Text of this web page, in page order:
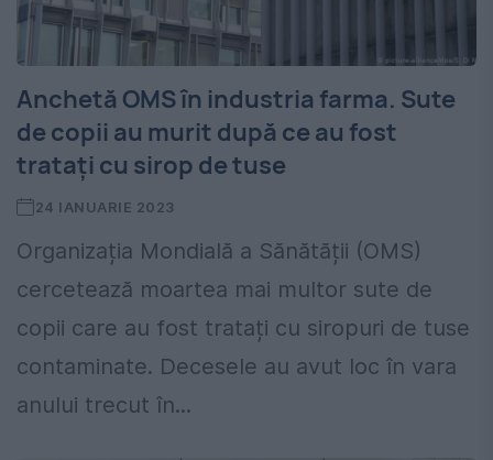
Anchetă OMS în industria farma. Sute
de copii au murit după ce au fost
tratați cu sirop de tuse
24 IANUARIE 2023
Organizația Mondială a Sănătății (OMS)
cercetează moartea mai multor sute de
copii care au fost tratați cu siropuri de tuse
contaminate. Decesele au avut loc în vara
anului trecut în...